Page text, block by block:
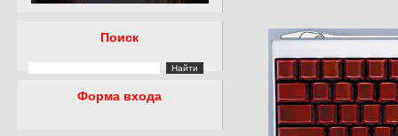
Поиск
Форма входа